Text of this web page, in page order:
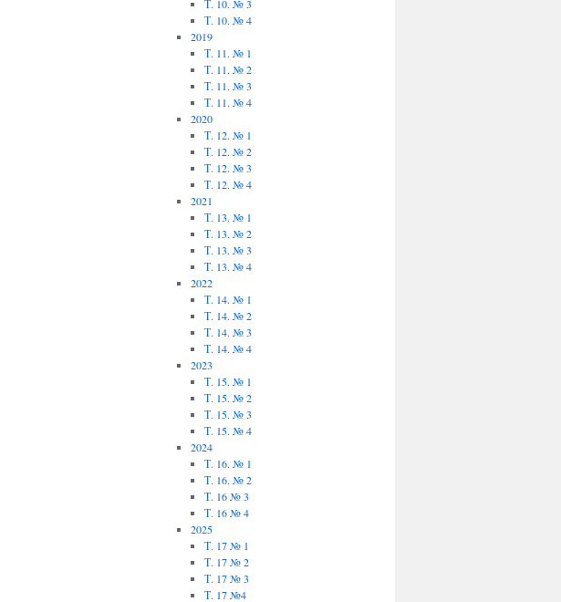
Т. 10. № 3
Т. 10. № 4
2019
Т. 11. № 1
Т. 11. № 2
Т. 11. № 3
Т. 11. № 4
2020
Т. 12. № 1
Т. 12. № 2
Т. 12. № 3
Т. 12. № 4
2021
Т. 13. № 1
Т. 13. № 2
Т. 13. № 3
Т. 13. № 4
2022
Т. 14. № 1
Т. 14. № 2
Т. 14. № 3
Т. 14. № 4
2023
Т. 15. № 1
Т. 15. № 2
Т. 15. № 3
Т. 15. № 4
2024
Т. 16. № 1
Т. 16. № 2
Т. 16 № 3
Т. 16 № 4
2025
Т. 17 № 1
Т. 17 № 2
Т. 17 № 3
Т. 17 №4